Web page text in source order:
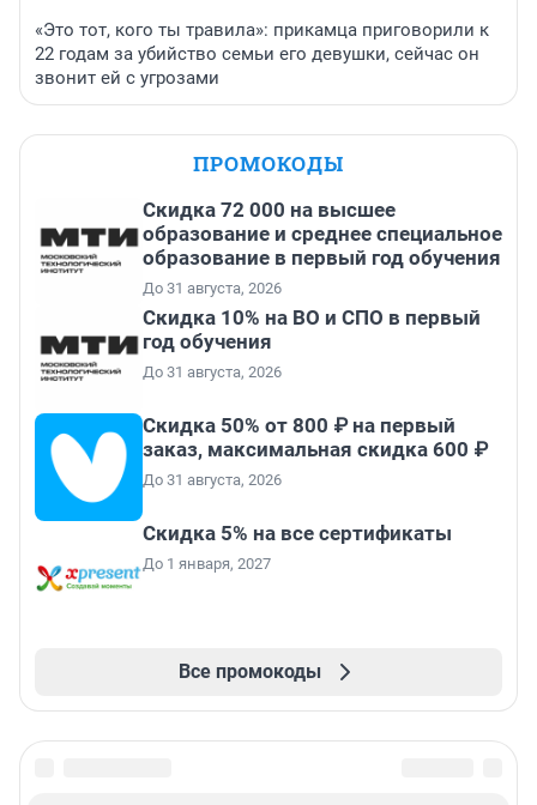
«Это тот, кого ты травила»: прикамца приговорили к
22 годам за убийство семьи его девушки, сейчас он
звонит ей с угрозами
ПРОМОКОДЫ
Скидка 72 000 на высшее
образование и среднее специальное
образование в первый год обучения
До 31 августа, 2026
Скидка 10% на ВО и СПО в первый
год обучения
До 31 августа, 2026
Скидка 50% от 800 ₽ на первый
заказ, максимальная скидка 600 ₽
До 31 августа, 2026
Скидка 5% на все сертификаты
До 1 января, 2027
Все промокоды